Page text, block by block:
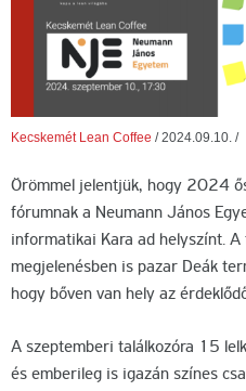
Kecskemét Lean Coffee /2024.09.10. /
Örömmel jelentjük, hogy 2024
fórumnak a Neumann János
informatikai Kara ad helyszínt.
megjelenésben is pazar Deák
hogy bőven van hely az
A szeptemberi találkozóra 15
és emberileg is igazán színes